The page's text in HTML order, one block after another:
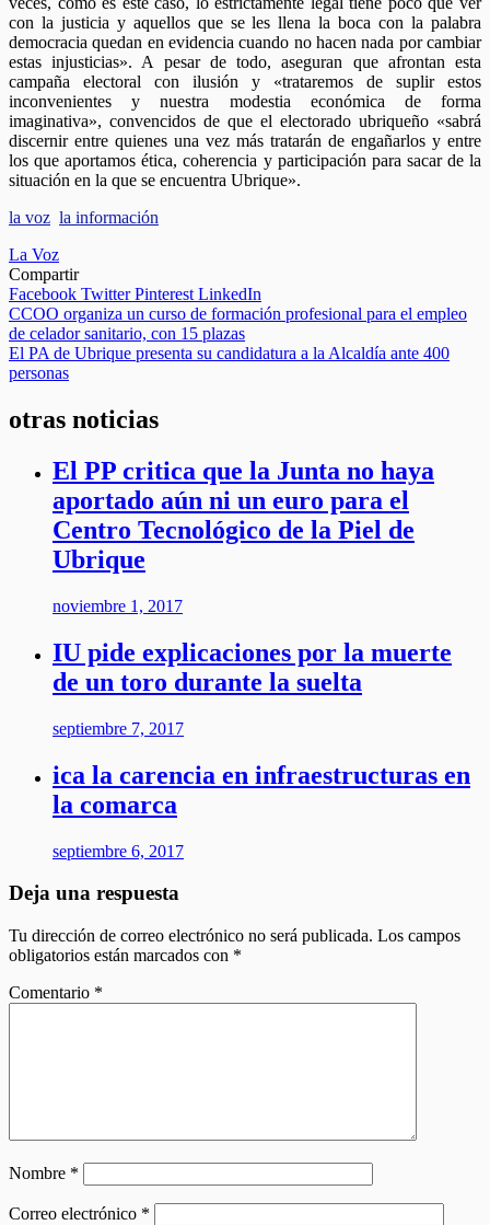
con la justicia y aquellos que se les llena la boca con la palabra
democracia quedan en evidencia cuando no hacen nada por cambiar
estas injusticias». A pesar de todo, aseguran que afrontan esta
campaña electoral con ilusión y «trataremos de suplir estos
inconvenientes y nuestra modestia económica de forma
imaginativa», convencidos de que el electorado ubriqueño «sabrá
discernir entre quienes una vez más tratarán de engañarlos y entre
los que aportamos ética, coherencia y participación para sacar de la
situación en la que se encuentra Ubrique».
la voz la información
La Voz
Compartir
Facebook TwitterPinterest LinkedIn
Navegación
de
entradas
CCOO organiza un curso de formación profesional para el empleo
de celador sanitario, con 15 plazas
El PA de Ubrique presenta su candidatura a la Alcaldía ante 400
personas
otras noticias
El PP critica que la Junta no haya
aportado aún ni un euro para el
Centro Tecnológico de la Piel de
Ubrique
noviembre 1, 2017
IU pide explicaciones por la muerte
de un toro durante la suelta
septiembre 7, 2017
ica la carencia en infraestructuras en
la comarca
septiembre 6, 2017
Deja una respuesta
Tu dirección de correo electrónico no será publicada. Los campos
obligatorios están marcados con *
Comentario *
Nombre *
Correo electrónico *